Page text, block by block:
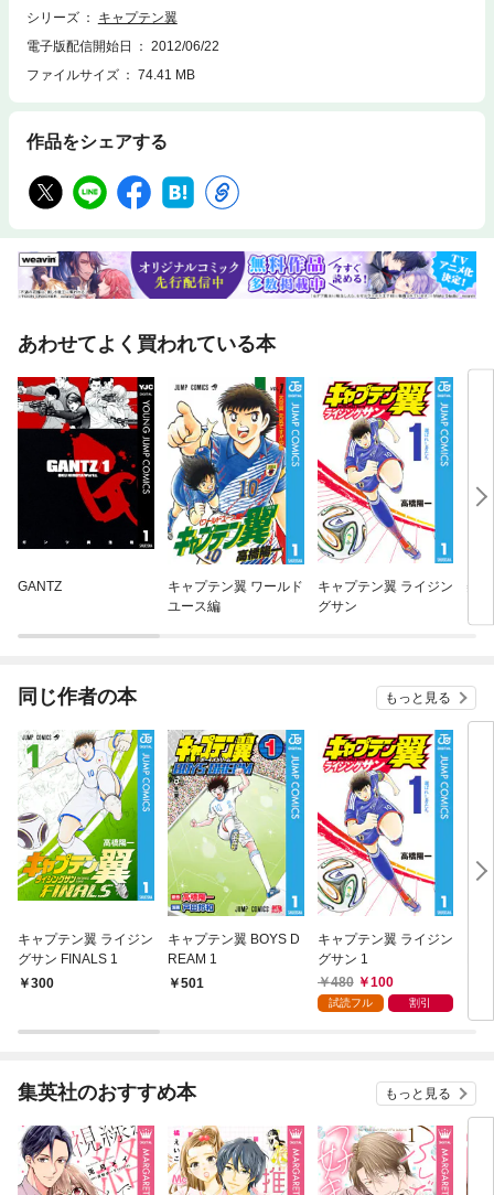
シリーズ
キャプテン翼
電子版配信開始日
2012/06/22
ファイルサイズ
74.41 MB
作品をシェアする
あわせてよく買われている本
GANTZ
キャプテン翼 ワールド
ユース編
キャプテン翼 ライジン
グサン
美
同じ作者の本 もっと見る
キャプテン翼 ライジン
グサン FINALS 1
300
キャプテン翼 BOYS D
REAM 1
501
キャプテン翼 ライジン
グサン 1
480
100
試読フル 割引
集英社のおすすめ本 もっと見る